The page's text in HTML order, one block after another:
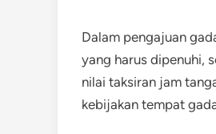
Dalam pengajuan
yang harus dipenuhi,
nilai taksiran jam
kebijakan tempat